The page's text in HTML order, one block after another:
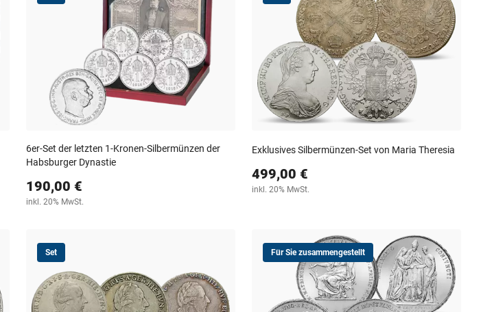
6er-Set der letzten 1-Kronen-Silbermünzen der
Habsburger Dynastie
190,00 €
inkl. 20% MwSt.
Exklusives Silbermünzen-Set von Maria Theresia
499,00 €
inkl. 20% MwSt.
Set Für Sie zusammengestellt